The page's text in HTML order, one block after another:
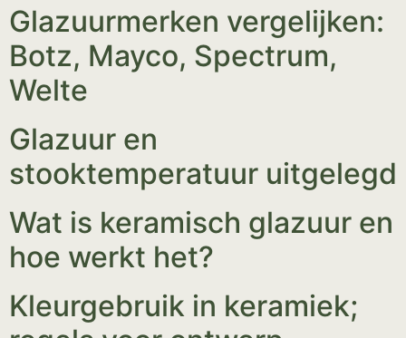
Glazuurmerken vergelijken:
Botz, Mayco, Spectrum,
Welte
Glazuur en
stooktemperatuur uitgelegd
Wat is keramisch glazuur en
hoe werkt het?
Kleurgebruik in keramiek;